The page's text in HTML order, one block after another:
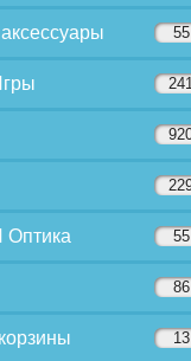
55
Оптика 55
86
13